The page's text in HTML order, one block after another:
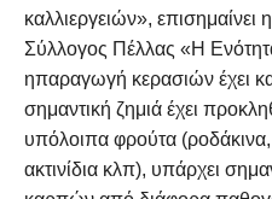
καλλιεργειών», επισημαίνει
Σύλλογος Πέλλας «Η
ηπαραγωγή κερασιών έχει
σημαντική ζημιά έχει
υπόλοιπα φρούτα
ακτινίδια κλπ), υπάρχει